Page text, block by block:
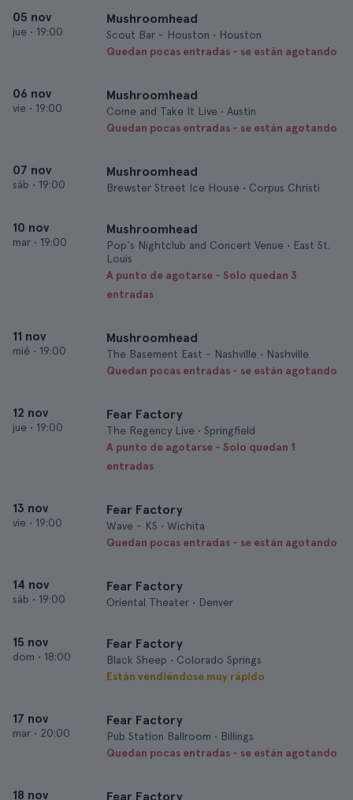
05 nov
jue • 19:00
Mushroomhead
Scout Bar - Houston • Houston
Quedan pocas entradas - se están agotando
06 nov
vie • 19:00
Mushroomhead
Come and Take It Live • Austin
Quedan pocas entradas - se están agotando
07 nov
sáb • 19:00
Mushroomhead
Brewster Street Ice House • Corpus Christi
10 nov
mar • 19:00
Mushroomhead
Pop's Nightclub and Concert Venue • East St.
Louis
A punto de agotarse - Solo quedan 3
entradas
11 nov
mié • 19:00
Mushroomhead
The Basement East - Nashville • Nashville
Quedan pocas entradas - se están agotando
12 nov
jue • 19:00
Fear Factory
The Regency Live • Springfield
A punto de agotarse - Solo quedan 1
entradas
13 nov
vie • 19:00
Fear Factory
Wave - KS • Wichita
Quedan pocas entradas - se están agotando
14 nov
sáb • 19:00
Fear Factory
Oriental Theater • Denver
15 nov
dom • 18:00
Fear Factory
Black Sheep • Colorado Springs
Están vendiéndose muy rápido
17 nov
mar • 20:00
Fear Factory
Pub Station Ballroom • Billings
Quedan pocas entradas - se están agotando
18 nov Fear Factory